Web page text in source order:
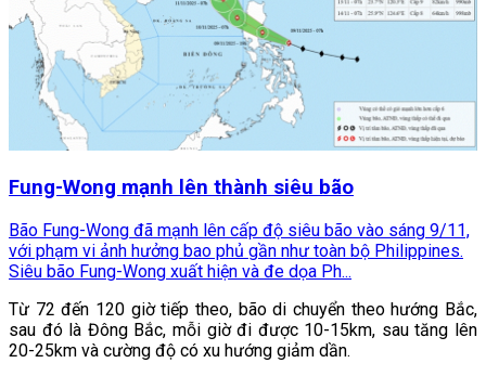
Fung-Wong mạnh lên thành siêu bão
Bão Fung-Wong đã mạnh lên cấp độ siêu bão vào sáng 9/11,
với phạm vi ảnh hưởng bao phủ gần như toàn bộ Philippines.
Siêu bão Fung-Wong xuất hiện và đe dọa Ph...
Từ 72 đến 120 giờ tiếp theo, bão di chuyển theo hướng Bắc,
sau đó là Đông Bắc, mỗi giờ đi được 10-15km, sau tăng lên
20-25km và cường độ có xu hướng giảm dần.